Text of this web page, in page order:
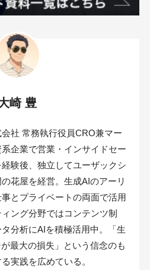
崎 豊
社 常務執行役員CRO兼マー
企業で営業・インサイドセー
験後、独立してユーザックシ
花屋を経営。生成AIのアーリ
とプライベートの両面で活用
ング分野ではコンテンツ制
分析にAIを積極活用中。「生
最大の損失」という信念のも
実践を広めている。